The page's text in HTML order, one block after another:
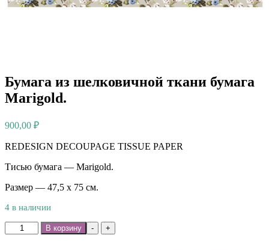
Бумага из шелковичной ткани бумага
Marigold.
900,00 ₽
REDESIGN DECOUPAGE TISSUE PAPER
Тисью бумага — Marigold.
Размер — 47,5 х 75 см.
4 в наличии
-
Количество
товара
+
В корзину